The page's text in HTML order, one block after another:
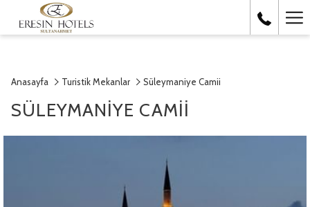
Anasayfa Turistik Mekanlar Süleymaniye Camii
SÜLEYMANIYE CAMII